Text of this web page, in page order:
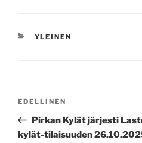
KATEGORIAT
YLEINEN
Edellinen
artikkeli
EDELLINEN
Pirkan Kylät järjesti
kylät-tilaisuuden